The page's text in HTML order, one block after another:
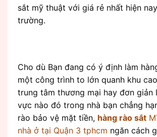
sắt mỹ thuật với giá rẻ nhất hiện
trường.
Cho dù Bạn đang có ý định làm
một công trình to lớn quanh khu
trung tâm thương mại hay đơn
vực nào đó trong nhà bạn chẳng
rào bảo vệ mặt tiền, hàng rào sắt
nhà ở tại Quận 3 tphcm ngăn cách